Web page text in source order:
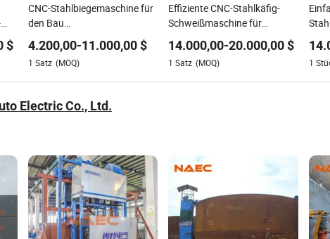
$
CNC-Stahlbiegemaschine für
den Bau
automatischer Plattenbieger
4.200,00-11.000,00$
1 Satz (MOQ)
Effiziente CNC-Stahlkäfig-
Schweißmaschine für
14.000,00-20.000,00 $
1 Satz (MOQ) 1
Electric Co., Ltd.